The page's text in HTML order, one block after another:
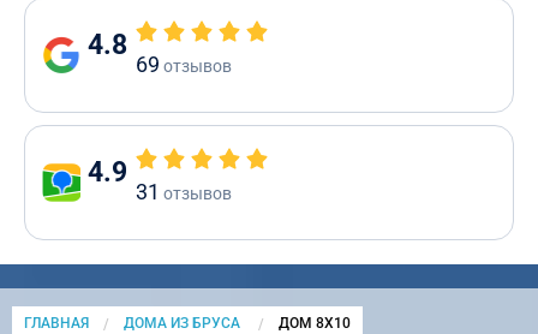
4.8
69 отзывов
4.9
31 отзывов
ГЛАВНАЯ ДОМА ИЗ БРУСА CURRENT:
ДОМ 8Х10